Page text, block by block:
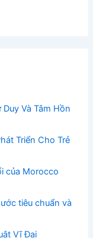
Và Tâm Hồn
Triển Cho Trẻ
của Morocco
tiêu chuẩn và
Vĩ Đại